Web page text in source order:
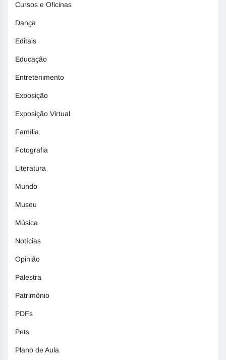
Cursos e Oficinas
Dança
Editais
Educação
Entretenimento
Exposição
Exposição Virtual
Família
Fotografia
Literatura
Mundo
Museu
Música
Notícias
Opinião
Palestra
Patrimônio
PDFs
Pets
Plano de Aula